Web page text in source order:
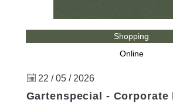
Shopping
Online
22 / 05 / 2026
Gartenspecial - Corporate